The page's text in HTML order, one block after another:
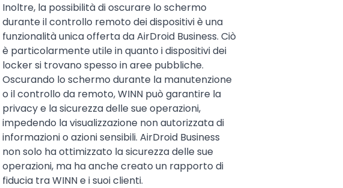
Inoltre, la possibilità di oscurare lo schermo
durante il controllo remoto dei dispositivi è una
funzionalità unica offerta da AirDroid Business. Ciò
è particolarmente utile in quanto i dispositivi dei
locker si trovano spesso in aree pubbliche.
Oscurando lo schermo durante la manutenzione
o il controllo da remoto, WINN può garantire la
privacy e la sicurezza delle sue operazioni,
impedendo la visualizzazione non autorizzata di
informazioni o azioni sensibili. AirDroid Business
non solo ha ottimizzato la sicurezza delle sue
operazioni, ma ha anche creato un rapporto di
fiducia tra WINN e i suoi clienti.